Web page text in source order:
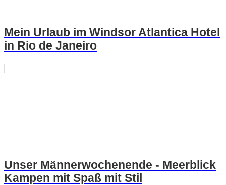
Mein Urlaub im Windsor Atlantica Hotel
in Rio de Janeiro
Unser Männerwochenende - Meerblick
Kampen mit Spaß mit Stil